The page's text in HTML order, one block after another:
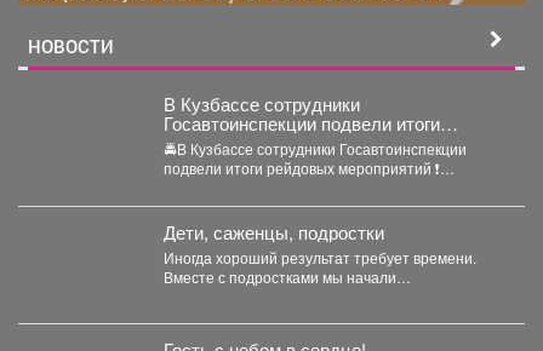
НОВОСТИ
В Кузбассе сотрудники
Госавтоинспекции подвели итоги
рейдовых мероприятий
🚔В Кузбассе сотрудники Госавтоинспекции
подвели итоги рейдовых мероприятий ❗️
Дети, саженцы, подростки
Иногда хороший результат требует времени.
Вместе с подростками мы начали